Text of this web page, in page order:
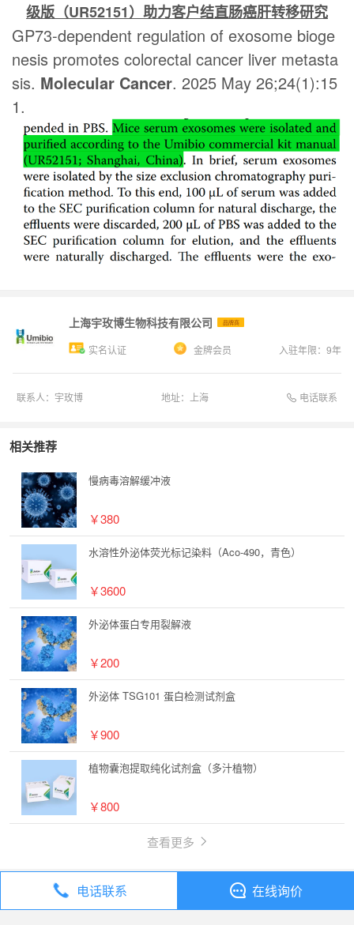
级版（UR52151）助力客户结直肠癌肝转移研究
GP73-dependent regulation of exosome bioge
nesis promotes colorectal cancer liver metasta
sis. Molecular Cancer. 2025 May 26;24(1):15
1.
上海宇玫博生物科技有限公司 品牌商
实名认证 金牌会员 入驻年限： 9年
联系人： 宇玫博 地址： 上海 电话联系
相关推荐
慢病毒溶解缓冲液
￥380
水溶性外泌体荧光标记染料（Aco-490，青色）
￥3600
外泌体蛋白专用裂解液
￥200
外泌体 TSG101 蛋白检测试剂盒
￥900
植物囊泡提取纯化试剂盒（多汁植物）
￥800
查看更多
全部分类 试剂
电话联系 在线询价